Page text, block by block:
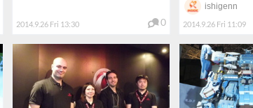
2014.9.26 Fri 13:30 0 2014.9.26 Fri 11:09
ishigenn